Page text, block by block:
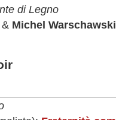
di Legno
& Michel Warschawski